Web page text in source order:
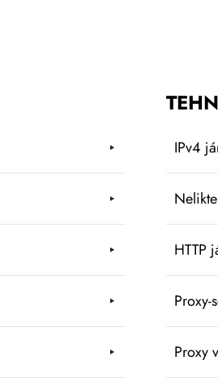
IPv4
HTTP
Proxy